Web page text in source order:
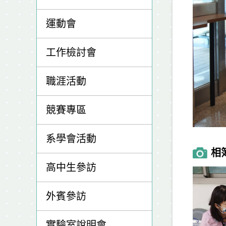
運動會
工作檢討會
職涯活動
競賽專區
系學會活動
高中生參訪
外賓參訪
相